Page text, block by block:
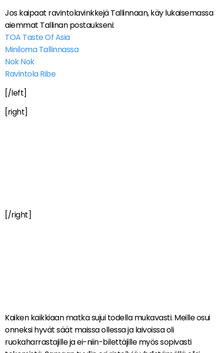
Jos kaipaat ravintolavinkkejä Tallinnaan, käy lukaisemassa
aiemmat Tallinan postaukseni:
TOA Taste Of Asia
Miniloma Tallinnassa
Nok Nok
Ravintola Ribe
[/left]
[right]
[/right]
Kaiken kaikkiaan matka sujui todella mukavasti. Meille osui
onneksi hyvät säät maissa ollessa ja laivoissa oli
ruokaharrastajille ja ei-niin-bilettäjille myös sopivasti